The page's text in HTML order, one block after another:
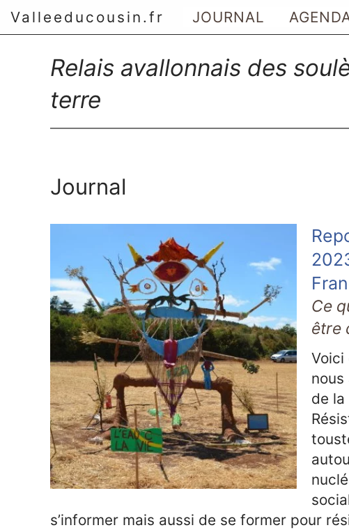
Valleeducousin.fr JOURNAL
Aller au menu principal
Aller au contenu principal
Aller au menu secondaire
Relais avallonnais des
terre
Journal
Ce
être
Voici
de
s’informer mais aussi de se former pour